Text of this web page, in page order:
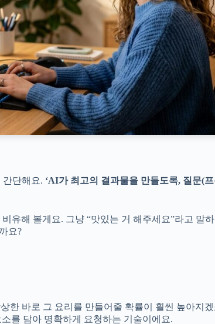
간단해요. ‘AI가 최고의 결과물을 만들도록, 질문(
유해 볼게요. 그냥 “맛있는 거 해주세요”라고 말
요?
한 바로 그 요리를 만들어줄 확률이 훨씬 높아지겠
를 담아 명확하게 요청하는 기술이에요.